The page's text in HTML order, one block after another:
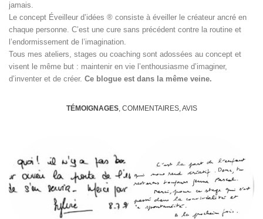
jamais.
Le concept Éveilleur d’idées ® consiste à éveiller le créateur ancré en
chaque personne. C’est une cure sans précédent contre la routine et
l’endormissement de l’imagination.
Tous mes ateliers, stages ou coaching sont adossées au concept et
visent le même but : maintenir en vie l’enthousiasme d’imaginer,
d’inventer et de créer. Ce blogue est dans la même veine.
TÉMOIGNAGES, COMMENTAIRES, AVIS